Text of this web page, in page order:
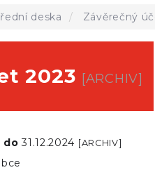
deska Závěrečný
2023 [ARCHIV]
do31.12.2024 [ARCHIV]